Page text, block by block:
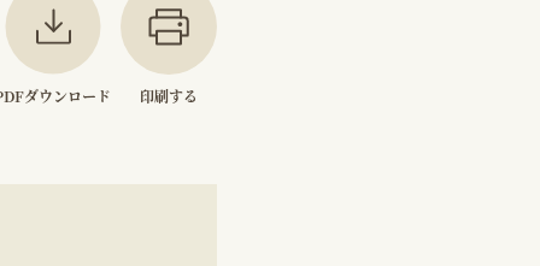
ダウンロード 印刷する